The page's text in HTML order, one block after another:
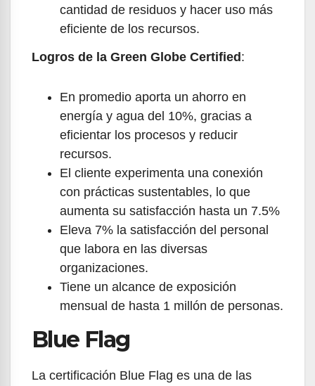
cantidad de residuos y hacer uso más
eficiente de los recursos.
Logros de la Green Globe Certified :
En promedio aporta un ahorro en
energía y agua del 10%, gracias a
eficientar los procesos y reducir
recursos.
El cliente experimenta una conexión
con prácticas sustentables, lo que
aumenta su satisfacción hasta un 7.5%
Eleva 7% la satisfacción del personal
que labora en las diversas
organizaciones.
Tiene un alcance de exposición
mensual de hasta 1 millón de personas.
Blue Flag
La certificación Blue Flag es una de las